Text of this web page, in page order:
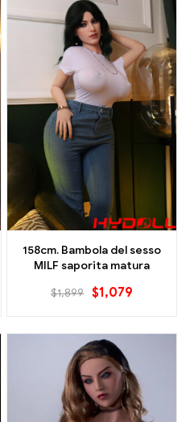
158cm. Bambola del sesso
MILF saporita matura
$1,899 $1,079